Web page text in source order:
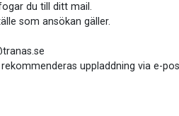
du till ditt mail.
som ansökan gäller.
uppladdning via e-